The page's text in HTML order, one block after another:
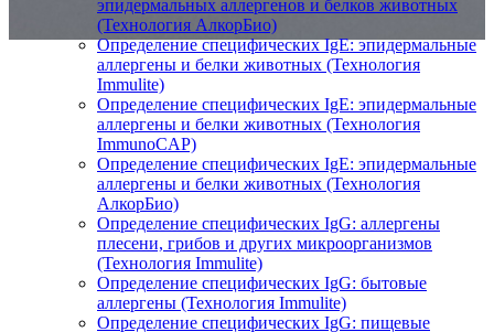
эпидермальных аллергенов и белков животных
(Технология АлкорБио)
Определение специфических IgE: эпидермальные
аллергены и белки животных (Технология
Immulite)
Определение специфических IgE: эпидермальные
аллергены и белки животных (Технология
ImmunoCAP)
Определение специфических IgE: эпидермальные
аллергены и белки животных (Технология
АлкорБио)
Определение специфических IgG: аллергены
плесени, грибов и других микроорганизмов
(Технология Immulite)
Определение специфических IgG: бытовые
аллергены (Технология Immulite)
Определение специфических IgG: пищевые